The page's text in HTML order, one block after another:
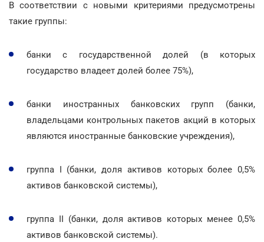
В соответствии с новыми критериями предусмотрены
такие группы:
банки с государственной долей (в которых
государство владеет долей более 75%),
банки иностранных банковских групп (банки,
владельцами контрольных пакетов акций в которых
являются иностранные банковские учреждения),
группа I (банки, доля активов которых более 0,5%
активов банковской системы),
группа ІІ (банки, доля активов которых менее 0,5%
активов банковской системы).